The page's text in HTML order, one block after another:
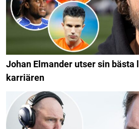
Johan Elmander utser sin bästa
karriären